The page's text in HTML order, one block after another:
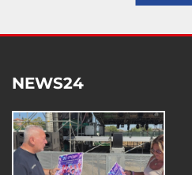
NEWS24